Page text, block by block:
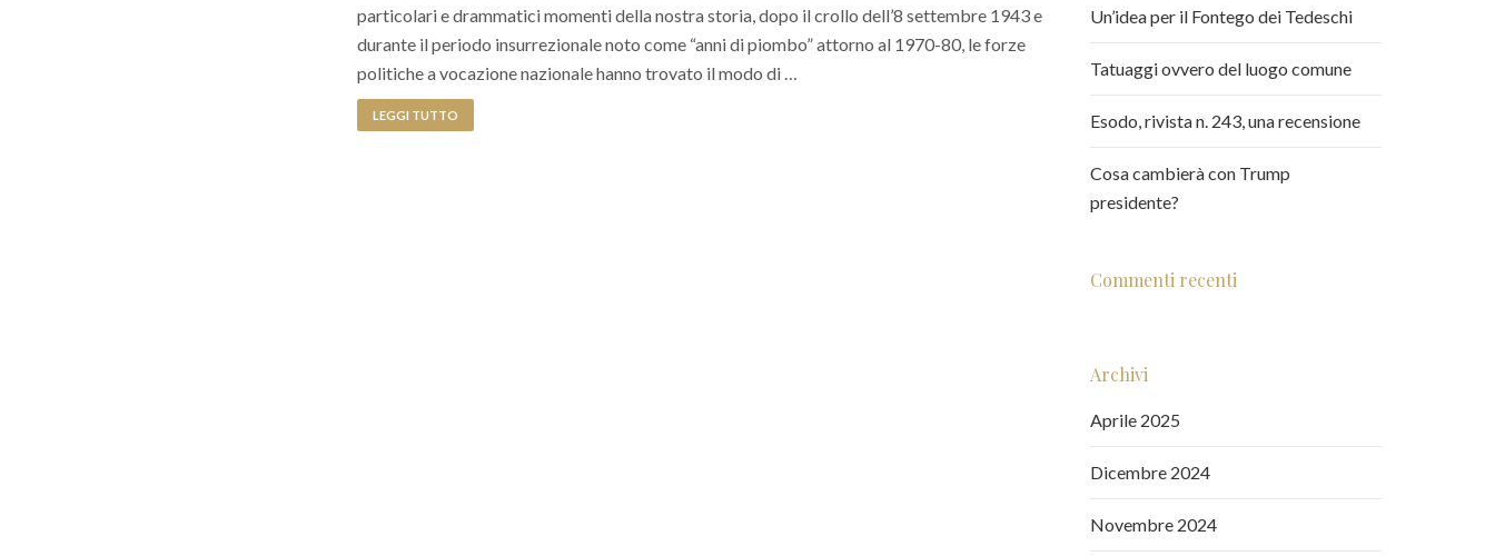
particolari e drammatici momenti della nostra storia, dopo il crollo dell’8 settembre 1943 e
durante il periodo insurrezionale noto come “anni di piombo” attorno al 1970-80, le forze
politiche a vocazione nazionale hanno trovato il modo di …
LEGGI TUTTO
Un’idea per il Fontego dei Tedeschi
Tatuaggi ovvero del luogo comune
Esodo, rivista n. 243, una recensione
Cosa cambierà con Trump
presidente?
Commenti recenti
Archivi
Aprile 2025
Dicembre 2024
Novembre 2024